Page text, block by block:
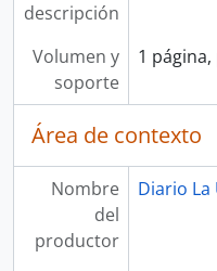
descripción
Volumen y
soporte
1 página,
Área de contexto
Nombre
del
productor
Diario La